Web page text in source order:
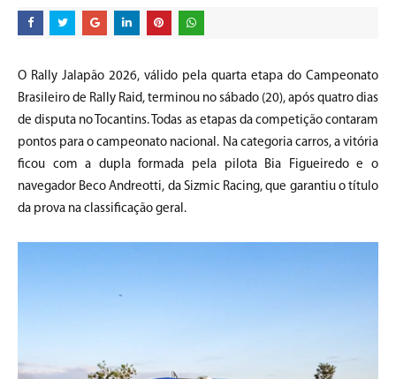
O Rally Jalapão 2026, válido pela quarta etapa do Campeonato
Brasileiro de Rally Raid, terminou no sábado (20), após quatro dias
de disputa no Tocantins. Todas as etapas da competição contaram
pontos para o campeonato nacional. Na categoria carros, a vitória
ficou com a dupla formada pela pilota Bia Figueiredo e o
navegador Beco Andreotti, da Sizmic Racing, que garantiu o título
da prova na classificação geral.